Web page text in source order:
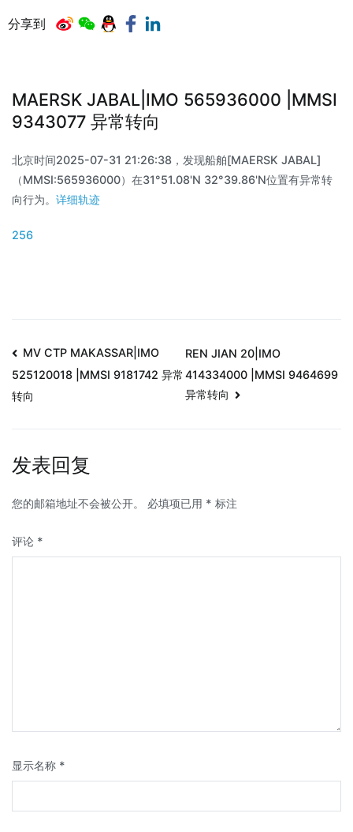
分享到
MAERSK JABAL|IMO 565936000 |MMSI
9343077 异常转向
北京时间2025-07-31 21:26:38，发现船舶[MAERSK JABAL]
（MMSI:565936000）在31°51.08'N 32°39.86'N位置有异常转
向行为。 详细轨迹
256
MV CTP MAKASSAR|IMO
525120018 |MMSI 9181742 异常
转向
REN JIAN 20|IMO
414334000 |MMSI 9464699
异常转向
发表回复
您的邮箱地址不会被公开。 必填项已用 * 标注
评论 *
显示名称 *